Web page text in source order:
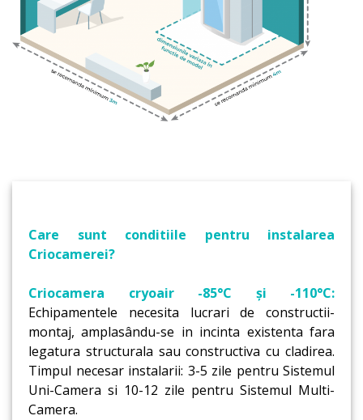
Care sunt conditiile pentru instalarea
Criocamerei?
Criocamera cryoair -85°C și -110°C:
Echipamentele necesita lucrari de constructii-
montaj, amplasându-se in incinta existenta fara
legatura structurala sau constructiva cu cladirea.
Timpul necesar instalarii: 3-5 zile pentru Sistemul
Uni-Camera si 10-12 zile pentru Sistemul Multi-
Camera.